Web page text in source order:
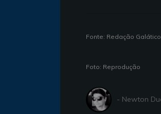
Fonte: Redação
Foto: Reprodução
- Newton